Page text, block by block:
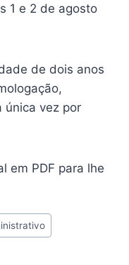
1 e 2 de agosto
de dois anos
única vez por
em PDF para lhe